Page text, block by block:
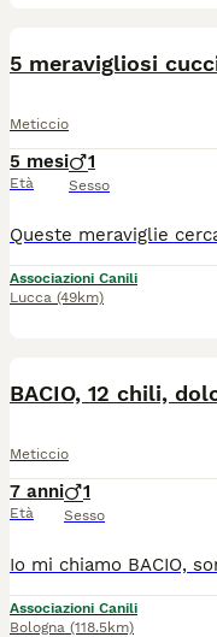
5 meravigliosi
Meticcio
5 mesi
Età
1
Sesso
Associazioni Canili
Lucca (49km)
BACIO, 12 chili,
Meticcio
7 anni
Età
1
Sesso
Associazioni Canili
Bologna (118.5km)